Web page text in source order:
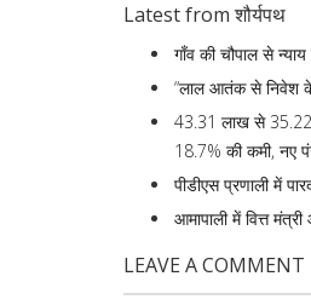
Latest from शौर्यपथ
गाँव की चौपाल से
“लाल आतंक से निवेश
43.31 लाख से 35.22
18.7% की कमी, नए
पीडीएस प्रणाली में
आमापाली में वित्त
LEAVE A COMMENT